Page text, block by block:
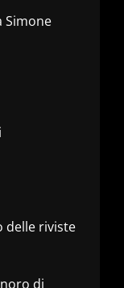
Simone
delle riviste
di